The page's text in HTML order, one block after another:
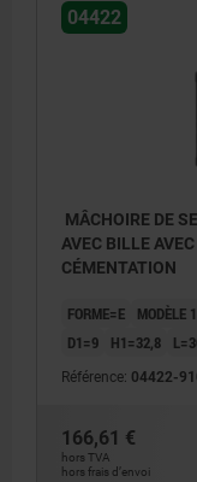
04422
MÂCHOIRE DE
AVEC BILLE
CÉMENTATION
FORME=E MODÈLE
D1=9
H1=32,8
Référence: 04422-
166,61 €
hors TVA
hors frais d’envoi